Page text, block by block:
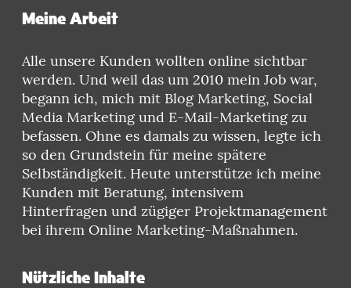
Meine Arbeit
Alle unsere Kunden wollten online sichtbar
werden. Und weil das um 2010 mein Job war,
begann ich, mich mit Blog Marketing, Social
Media Marketing und E-Mail-Marketing zu
befassen. Ohne es damals zu wissen, legte ich
so den Grundstein für meine spätere
Selbständigkeit. Heute unterstütze ich meine
Kunden mit Beratung, intensivem
Hinterfragen und zügiger Projektmanagement
bei ihrem Online Marketing-Maßnahmen.
Nützliche Inhalte